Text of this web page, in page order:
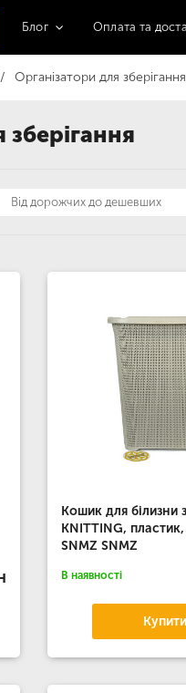
Блог Оплата та
Організатори для зберігання
Кошик для
KNITTING,
SNMZ SNMZ
В наявності
Купити
Від дорожчих до дешевших